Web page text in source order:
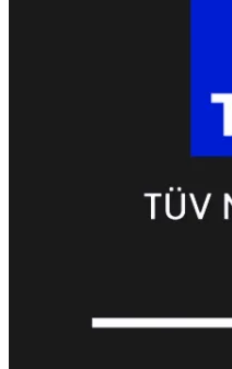
FortiCare
Upgrades
FortiCare